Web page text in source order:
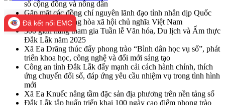
số cộng đồng và nông dân
Gặp mặt các đồng chí nguyên lãnh đạo tỉnh nhân dịp Quốc
khánh nước Cộng hòa xã hội chủ nghĩa Việt Nam
300 gian hàng tham gia Tuần lễ Văn hóa, Du lịch và Ẩm thực
Đắk Lắk năm 2025
Xã Ea Drăng thúc đẩy phong trào “Bình dân học vụ số”, phát
triển khoa học, công nghệ và đổi mới sáng tạo
Công an tỉnh Đắk Lắk đẩy mạnh cải cách hành chính, thích
ứng chuyển đổi số, đáp ứng yêu cầu nhiệm vụ trong tình hình
mới
Xã Ea Knuếc nâng tầm đặc sản địa phương trên nền tảng số
Đắk Lắk tập huấn triển khai 100 ngày cao điểm phong trào
Đã kết nối EMC